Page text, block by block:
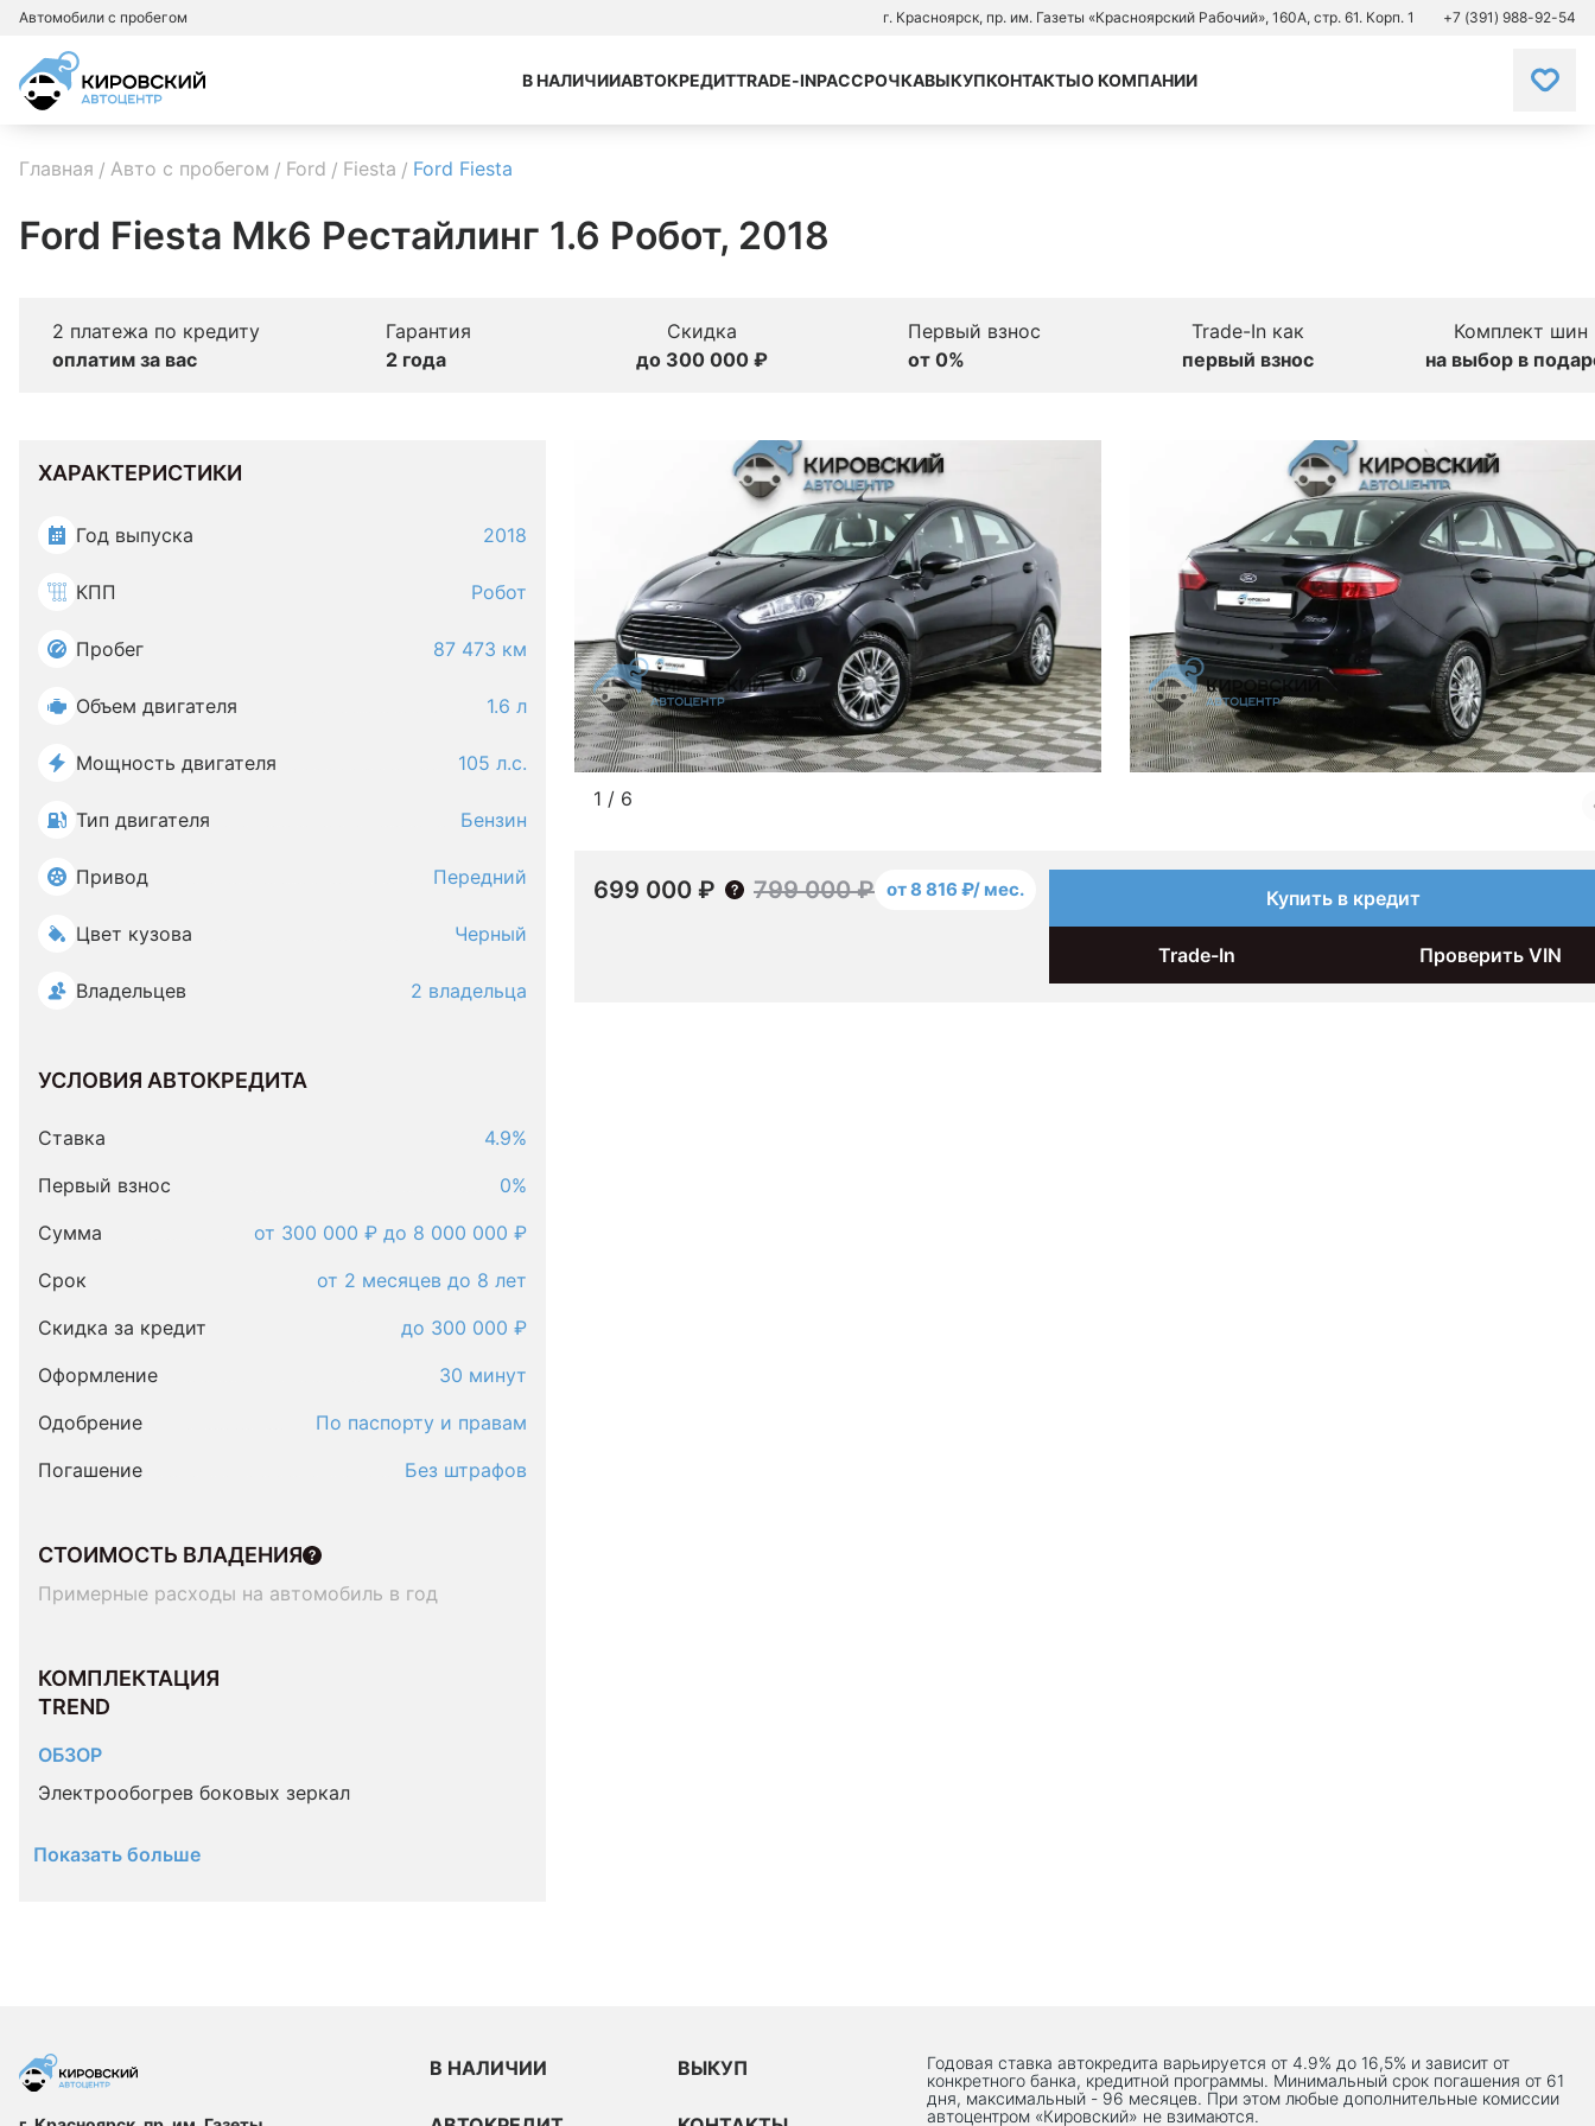
Автомобили с пробегом г. Красноярск, пр. им. Газеты «Красноярский Рабочий», 160А, стр. 61. Корп. 1 +7 (391) 988-92-54
В НАЛИЧИИАВТОКРЕДИТTRADE-INРАССРОЧКАВЫКУПКОНТАКТЫО КОМПАНИИ
Главная Авто с пробегом Ford Fiesta Ford Fiesta
Ford Fiesta Mk6 Рестайлинг 1.6 Робот, 2018
2 платежа по кредиту
оплатим за вас
Гарантия
2 года
Скидка
до 300 000 ₽
Первый взнос
от 0%
Trade-In как
первый взнос
Комплект шин
на выбор в
ХАРАКТЕРИСТИКИ
Год выпуска 2018
КПП Робот
Пробег 87 473 км
Объем двигателя 1.6 л
Мощность двигателя 105 л.с.
Тип двигателя Бензин
Привод Передний
Цвет кузова Черный
Владельцев 2 владельца
УСЛОВИЯ АВТОКРЕДИТА
Ставка
4.9%
Первый взнос
0%
Сумма
от 300 000 ₽ до 8 000 000 ₽
Срок
от 2 месяцев до 8 лет
Скидка за кредит
до 300 000 ₽
Оформление
30 минут
Одобрение
По паспорту и правам
Погашение
Без штрафов
СТОИМОСТЬ ВЛАДЕНИЯ
Примерные расходы на автомобиль в год
КОМПЛЕКТАЦИЯ
TREND
ОБЗОР
Электрообогрев боковых зеркал
Показать больше
1 / 6
699 000 ₽ 799 000 ₽ от 8 816 ₽/ мес. Купить в кредит
Trade-In Проверить VIN
В НАЛИЧИИ ВЫКУП
Годовая ставка автокредита варьируется от 4.9% до 16,5% и зависит от
конкретного банка, кредитной программы. Минимальный срок погашения от 61
дня, максимальный - 96 месяцев. При этом любые дополнительные комиссии
автоцентром «Кировский» не взимаются.